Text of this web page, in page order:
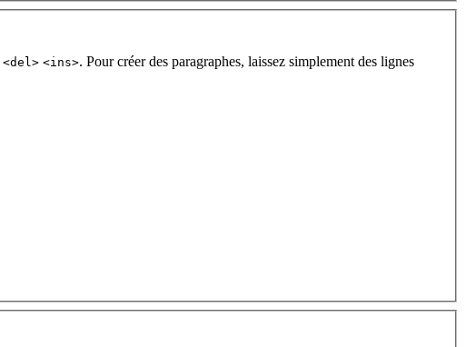
<del> <ins>. Pour créer des paragraphes, laissez simplement des lignes